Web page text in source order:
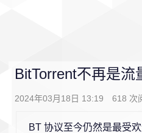
BitTorrent不再是
2024年03月18日 13:19 618 次
BT 协议至今仍然是最受